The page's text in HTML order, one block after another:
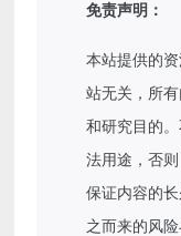
免责声明：
本站提供的
站无关，所
和研究目的
法用途，否
保证内容的
之而来的风